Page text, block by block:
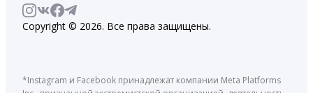
Copyright © 2026. Все права защищены.
*Instagram и Facebook принадлежат компании Meta Platforms